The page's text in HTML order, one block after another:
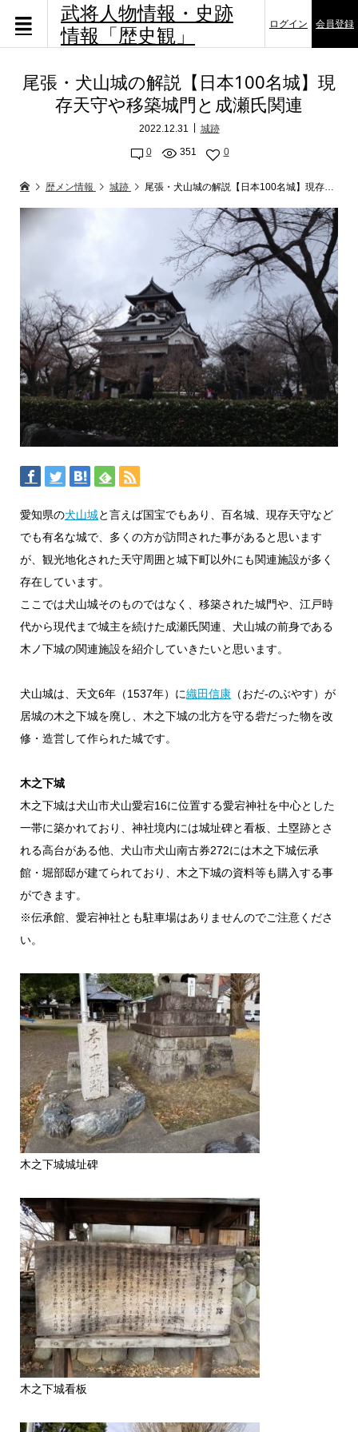
武将人物情報・史跡
情報「歴史観」
ログイン 会員登録
尾張・犬山城の解説【日本100名城】現
存天守や移築城門と成瀬氏関連
2022.12.31 城跡
0 351 0
歴メン情報 城跡 尾張・犬山城の解説【日本100名城】現存天守や移築城門と成瀬氏関連
愛知県の犬山城と言えば国宝でもあり、百名城、現存天守など
でも有名な城で、多くの方が訪問された事があると思います
が、観光地化された天守周囲と城下町以外にも関連施設が多く
存在しています。
ここでは犬山城そのものではなく、移築された城門や、江戸時
代から現代まで城主を続けた成瀬氏関連、犬山城の前身である
木ノ下城の関連施設を紹介していきたいと思います。
犬山城は、天文6年（1537年）に織田信康（おだ-のぶやす）が
居城の木之下城を廃し、木之下城の北方を守る砦だった物を改
修・造営して作られた城です。
木之下城
木之下城は犬山市犬山愛宕16に位置する愛宕神社を中心とした
一帯に築かれており、神社境内には城址碑と看板、土塁跡とさ
れる高台がある他、犬山市犬山南古券272には木之下城伝承
館・堀部邸が建てられており、木之下城の資料等も購入する事
ができます。
※伝承館、愛宕神社とも駐車場はありませんのでご注意くださ
い。
木之下城城址碑
木之下城看板